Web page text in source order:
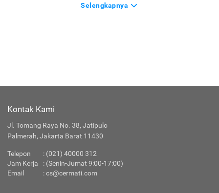
Selengkapnya
Kontak Kami
Jl. Tomang Raya No. 38, Jatipulo
Palmerah, Jakarta Barat 11430
Telepon : (021) 40000 312
Jam Kerja
: (Senin-Jumat 9:00-17:00)
Email
:cs@cermati.com